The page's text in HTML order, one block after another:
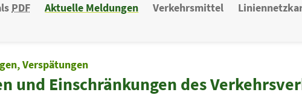
PDF Aktuelle Meldungen Verkehrsmittel
Verspätungen
und Einschränkungen des